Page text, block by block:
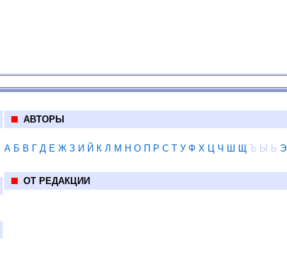
АВТОРЫ
А Б В Г Д Е Ж З И Й К Л М Н О П Р С Т У Ф Х Ц Ч Ш Щ Ъ Ы Ь Э
ОТ РЕДАКЦИИ